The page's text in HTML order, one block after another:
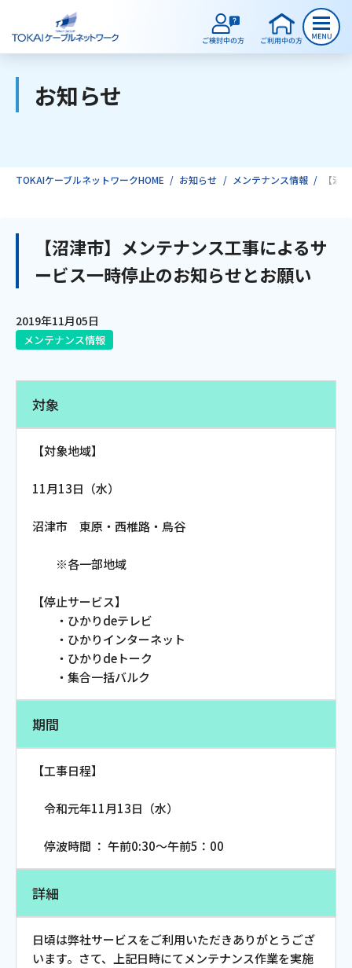
ご検討中のお客様
インターネット
電話
動画配信
おトクな情報
対応エリア
お知らせ
TOKAIケーブルネットワークHOME お知らせ メンテナンス情報 【沼
【沼津市】メンテナンス工事によるサ
ービス一時停止のお知らせとお願い
2019年11月05日
メンテナンス情報
対象
【対象地域】
11月13日（水）
沼津市 東原・西椎路・鳥谷
※各一部地域
【停止サービス】
・ひかりdeテレビ
・ひかりインターネット
・ひかりdeトーク
・集合一括バルク
期間
【工事日程】
令和元年11月13日（水）
停波時間 ： 午前0:30～午前5：00
詳細
日頃は弊社サービスをご利用いただきありがとうござ
います。さて、上記日時にてメンテナンス作業を実施